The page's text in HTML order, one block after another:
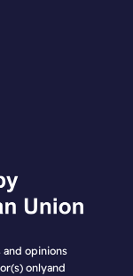
opinions
onlyand